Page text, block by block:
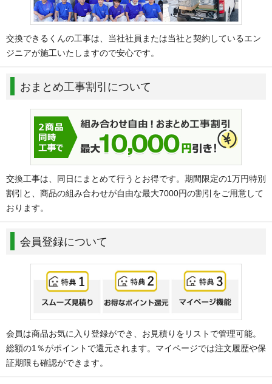
交換できるくんの工事は、当社社員または当社と契約しているエン
ジニアが施工いたしますので安心です。
おまとめ工事割引について
交換工事は、同日にまとめて行うとお得です。期間限定の1万円特別
割引と、商品の組み合わせが自由な最大7000円の割引をご用意して
おります。
会員登録について
会員は商品お気に入り登録ができ、お見積りをリストで管理可能。
総額の1％がポイントで還元されます。マイページでは注文履歴や保
証期限も確認ができます。